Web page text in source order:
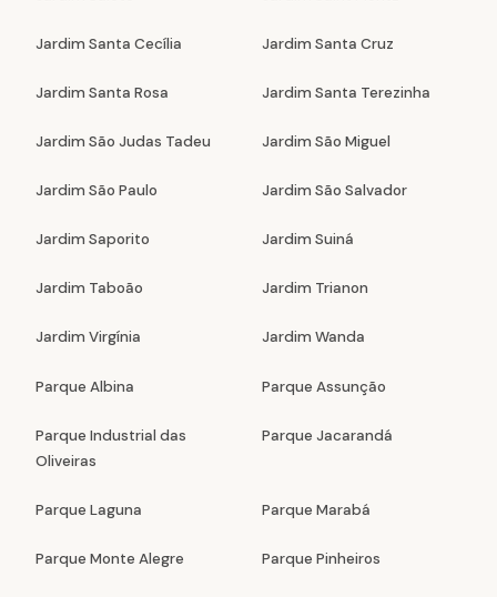
Jardim Santa Cecília Jardim Santa Cruz
Jardim Santa Rosa Jardim Santa Terezinha
Jardim São Judas Tadeu Jardim São Miguel
Jardim São Paulo Jardim São Salvador
Jardim Saporito Jardim Suiná
Jardim Taboão Jardim Trianon
Jardim Virgínia Jardim Wanda
Parque Albina Parque Assunção
Parque Industrial das
Oliveiras
Parque Jacarandá
Parque Laguna Parque Marabá
Parque Monte Alegre Parque Pinheiros